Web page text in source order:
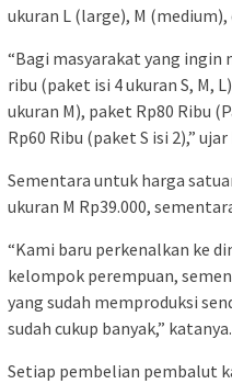
ukuran L (large), M
“Bagi masyarakat yang ingin
ribu (paket isi 4 ukuran S, M,
ukuran M), paket Rp80 Ribu
Rp60 Ribu (paket S isi 2),” ujar
Sementara untuk harga
ukuran M Rp39.000,
“Kami baru perkenalkan ke
kelompok perempuan,
yang sudah memproduksi
sudah cukup banyak,” katanya.
Setiap pembelian pembalut